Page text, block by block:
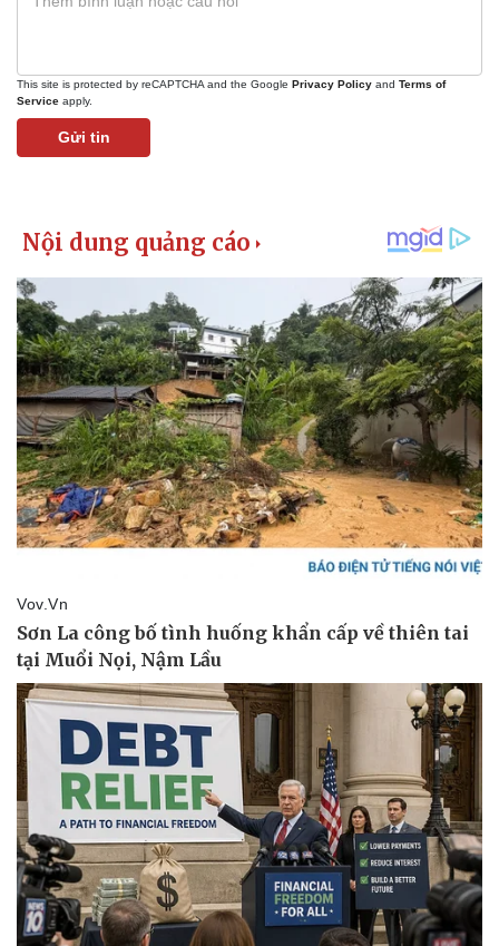
Bất động sản
Khởi nghiệp
Giá vàng
Tiêu dùng
Tỷ giá
Chứng khoán
Giá cà phê
This site is protected by reCAPTCHA and the Google Privacy Policy and Terms of
Service apply.
Gửi tin